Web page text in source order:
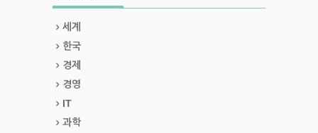
세계
한국
경제
경영
IT
과학